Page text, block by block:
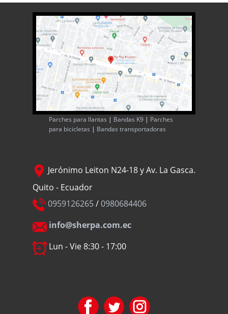
Parches para llantas | Bandas K9 | Parches
para bicicletas | Bandas transportadoras
Jerónimo Leiton N24-18 y Av. La Gasca.
Quito - Ecuador
0959126265/0980684406
info@sherpa.com.ec
Lun - Vie 8:30 - 17:00